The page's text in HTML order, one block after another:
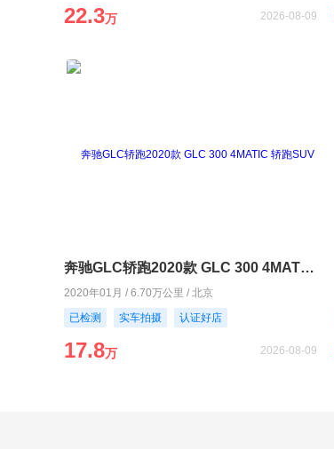
22.3万 2026-08-09
奔驰GLC轿跑2020款 GLC 300 4MATIC 轿跑SUV
2020年01月 / 6.70万公里 / 北京
已检测
实车拍摄 认证好店
17.8万 2026-08-09